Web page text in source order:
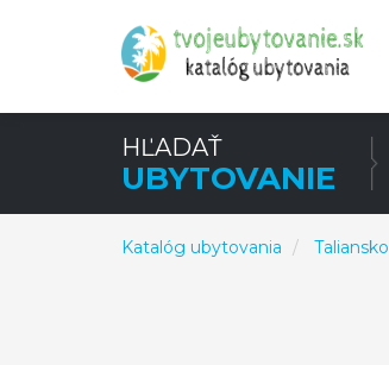
HĽADAŤ
UBYTOVANIE
Katalóg ubytovania Taliansko